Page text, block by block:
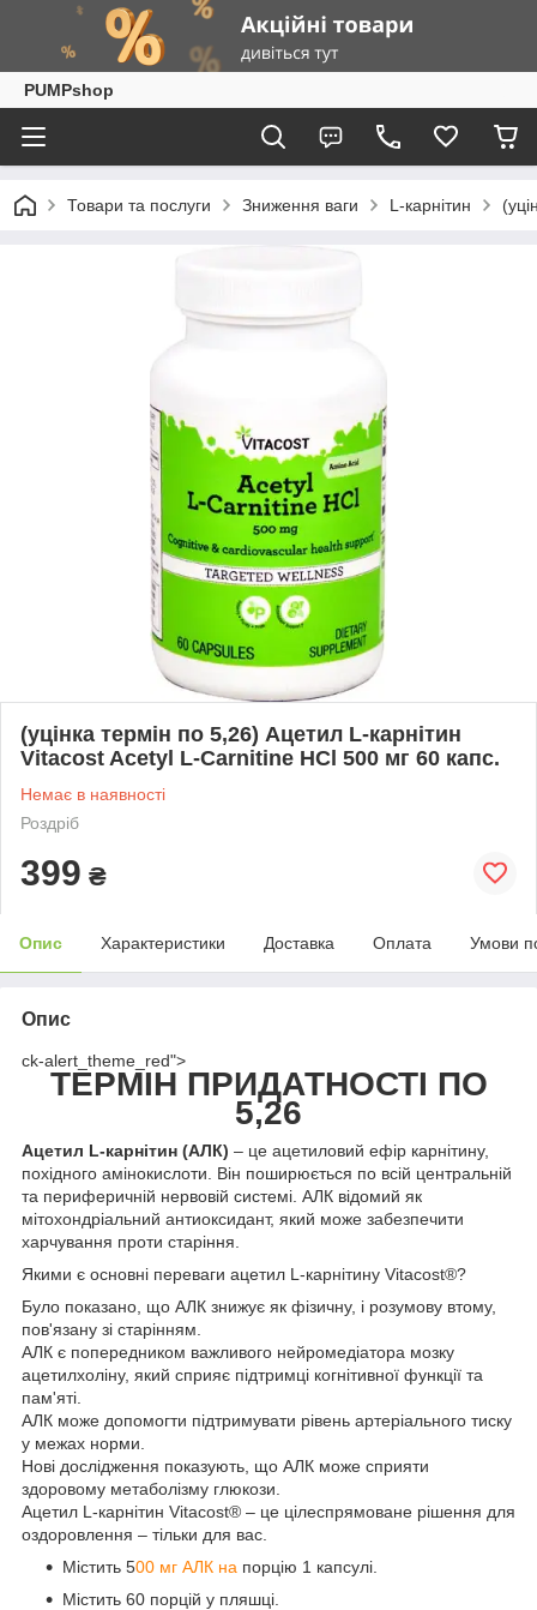
PUMPshop
Товари та послуги Зниження ваги L-карнітин
(уцінка термін по 5,26) Ацетил L-карнітин
Vitacost Acetyl L-Carnitine HCl 500 мг 60 капс.
Немає в наявності
Роздріб
399 ₴
Опис Характеристики Доставка Оплата Умови
Опис
ck-alert_theme_red">
ТЕРМІН ПРИДАТНОСТІ ПО
5,26
Ацетил L-карнітин (АЛК) – це ацетиловий ефір карнітину,
похідного амінокислоти. Він поширюється по всій центральній
та периферичній нервовій системі. АЛК відомий як
мітохондріальний антиоксидант, який може забезпечити
харчування проти старіння.
Якими є основні переваги ацетил L-карнітину Vitacost®?
Було показано, що АЛК знижує як фізичну, і розумову втому,
пов'язану зі старінням.
АЛК є попередником важливого нейромедіатора мозку
ацетилхоліну, який сприяє підтримці когнітивної функції та
пам'яті.
АЛК може допомогти підтримувати рівень артеріального тиску
у межах норми.
Нові дослідження показують, що АЛК може сприяти
здоровому метаболізму глюкози.
Ацетил L-карнітин Vitacost® – це цілеспрямоване рішення для
оздоровлення – тільки для вас.
Містить 500 мг АЛК на порцію 1 капсулі.
Містить 60 порцій у пляшці.